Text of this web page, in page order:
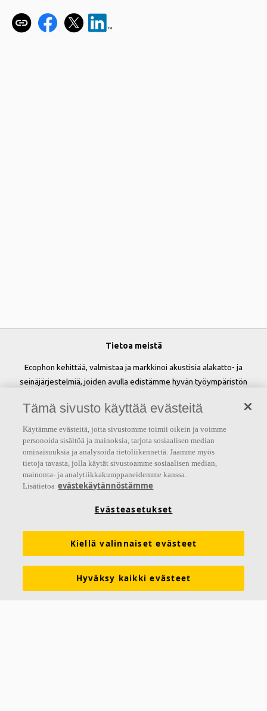
Tietoa meistä
Ecophon kehittää, valmistaa ja markkinoi akustisia alakatto- ja
seinäjärjestelmiä, joiden avulla edistämme hyvän työympäristön
Lupauksemme 'A sound effect on people' on perusta kaikelle
tekemisellemme.
Seuraa meitä
Linkit
Akustiikkaratkaisut Tuotemääritykset
Esitteet Hinnastot Työkalut ja palvelut
Tämä sivusto käyttää evästeitä
Käytämme evästeitä, jotta sivustomme toimii oikein ja voimme
personoida sisältöä ja mainoksia, tarjota sosiaalisen median
ominaisuuksia ja analysoida tietoliikennettä. Jaamme myös
tietoja tavasta, jolla käytät sivustoamme sosiaalisen median,
mainonta- ja analytiikkakumppaneidemme kanssa.
Lisätietoa evästekäytännöstämme
Evästeasetukset
Kiellä valinnaiset evästeet
Hyväksy kaikki evästeet